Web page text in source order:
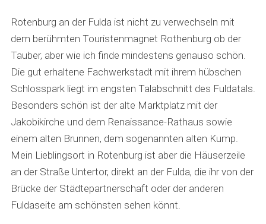
Rotenburg an der Fulda ist nicht zu verwechseln mit
dem berühmten Touristenmagnet Rothenburg ob der
Tauber, aber wie ich finde mindestens genauso schön.
Die gut erhaltene Fachwerkstadt mit ihrem hübschen
Schlosspark liegt im engsten Talabschnitt des Fuldatals.
Besonders schön ist der alte Marktplatz mit der
Jakobikirche und dem Renaissance-Rathaus sowie
einem alten Brunnen, dem sogenannten alten Kump.
Mein Lieblingsort in Rotenburg ist aber die Häuserzeile
an der Straße Untertor, direkt an der Fulda, die ihr von der
Brücke der Städtepartnerschaft oder der anderen
Fuldaseite am schönsten sehen könnt.